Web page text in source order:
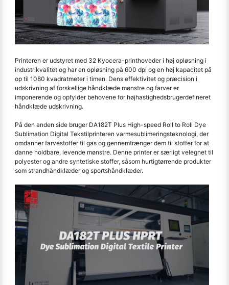
Printeren er udstyret med 32 Kyocera-printhoveder i høj opløsning i
industrikvalitet og har en opløsning på 600 dpi og en høj kapacitet på
op til 1080 kvadratmeter i timen. Dens effektivitet og præcision i
udskrivning af forskellige håndklæde mønstre og farver er
imponerende og opfylder behovene for højhastighedsbrugerdefineret
håndklæde udskrivning.
På den anden side bruger DA182T Plus High-speed Roll to Roll Dye
Sublimation Digital Tekstilprinteren varmesublimeringsteknologi, der
omdanner farvestoffer til gas og gennemtrænger dem til stoffer for at
danne holdbare, levende mønstre. Denne printer er særligt velegnet til
polyester og andre syntetiske stoffer, såsom hurtigtørrende produkter
som strandhåndklæder og sportshåndklæder.